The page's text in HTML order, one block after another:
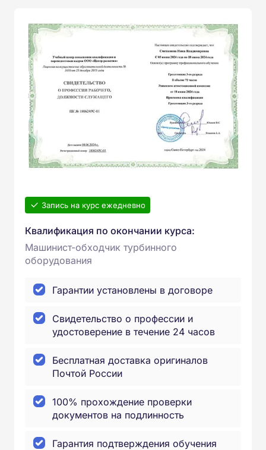
Запись на курс ежедневно
Квалификация по окончании курса:
Машинист-обходчик турбинного
оборудования
Гарантии установлены в договоре
Свидетельство о профессии и
удостоверение в течение 24 часов
Бесплатная доставка оригиналов
Почтой России
100% прохождение проверки
документов на подлинность
Гарантия подтверждения обучения